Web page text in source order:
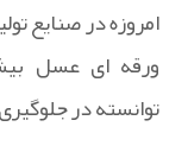
امروزه در صنایع
ورقه ای عسل
توانسته در